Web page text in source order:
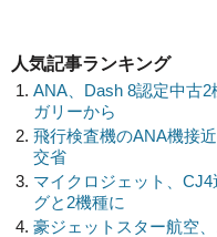
人気記事ランキング
ANA、Dash 8認定中古
ガリーから
飛行検査機のANA機接
交省
マイクロジェット、
グと2機種に
豪ジェットスター航空